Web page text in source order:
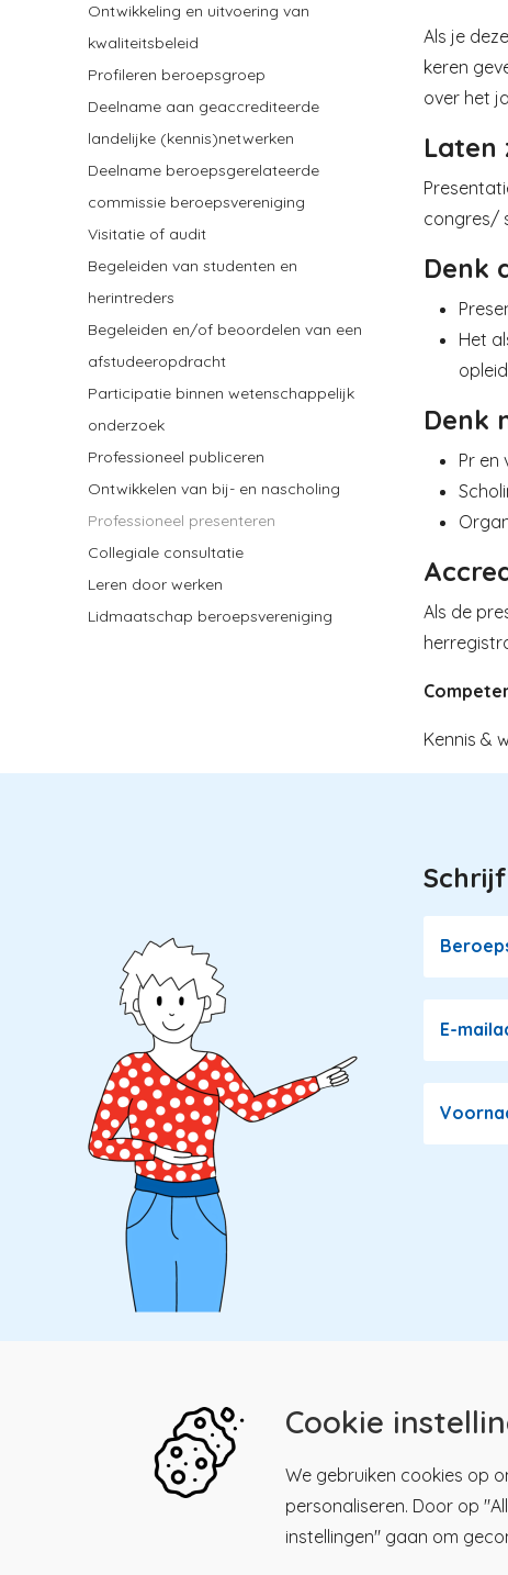
Ontwikkeling en uitvoering van
kwaliteitsbeleid
Profileren beroepsgroep
Deelname aan geaccrediteerde
landelijke (kennis)netwerken
Deelname beroepsgerelateerde
commissie beroepsvereniging
Visitatie of audit
Begeleiden van studenten en
herintreders
Begeleiden en/of beoordelen van een
afstudeeropdracht
Participatie binnen wetenschappelijk
onderzoek
Professioneel publiceren
Ontwikkelen van bij- en nascholing
Professioneel presenteren
Collegiale consultatie
Leren door werken
Lidmaatschap beroepsvereniging
Als je
keren
over het
Laten
congres/
Denk
Het
Denk
Pr en
Als de
Kennis &
E-
Cookie
We gebruiken cookies op
personaliseren. Door op
instellingen" gaan om
Kwaliteitsregister Paramedici
Maliesingel 39, 3581 BK
Menu